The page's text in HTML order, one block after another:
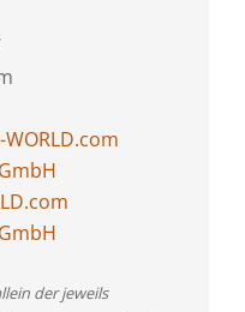
der jeweils